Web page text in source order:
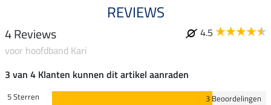
REVIEWS
4 Reviews
4.5
voor hoofdband Kari
3 van 4 Klanten kunnen dit artikel aanraden
5 Sterren
3 Beoordelingen